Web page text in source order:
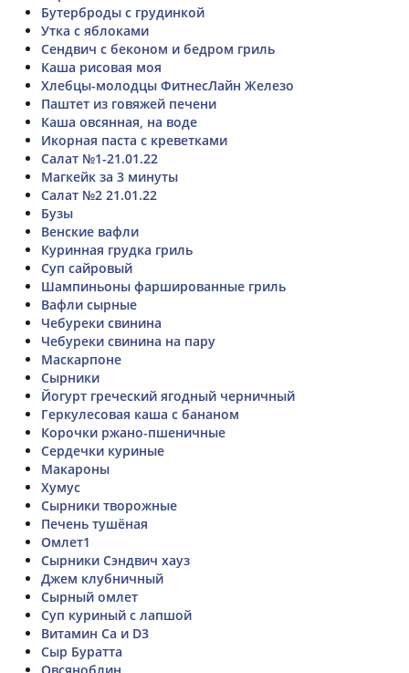
Бутерброды с грудинкой
Утка с яблоками
Сендвич с беконом и бедром гриль
Каша рисовая моя
Хлебцы-молодцы ФитнесЛайн Железо
Паштет из говяжей печени
Каша овсянная, на воде
Икорная паста с креветками
Салат №1-21.01.22
Магкейк за 3 минуты
Салат №2 21.01.22
Бузы
Венские вафли
Куринная грудка гриль
Суп сайровый
Шампиньоны фаршированные гриль
Вафли сырные
Чебуреки свинина
Чебуреки свинина на пару
Маскарпоне
Сырники
Йогурт греческий ягодный черничный
Геркулесовая каша с бананом
Корочки ржано-пшеничные
Сердечки куриные
Макароны
Хумус
Сырники творожные
Печень тушёная
Омлет1
Сырники Сэндвич хауз
Джем клубничный
Сырный омлет
Суп куриный с лапшой
Витамин Ca и D3
Сыр Буратта